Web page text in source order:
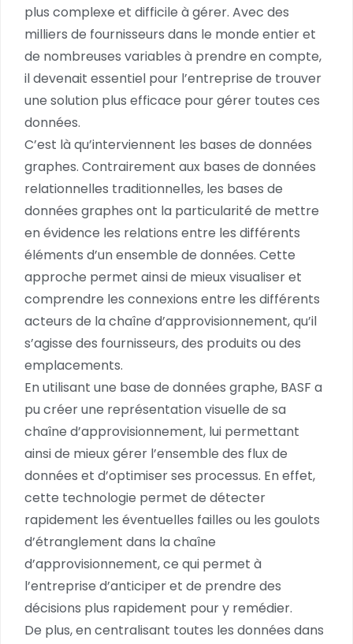
plus complexe et difficile à gérer. Avec des
milliers de fournisseurs dans le monde entier et
de nombreuses variables à prendre en compte,
il devenait essentiel pour l’entreprise de trouver
une solution plus efficace pour gérer toutes ces
données.
C’est là qu’interviennent les bases de données
graphes. Contrairement aux bases de données
relationnelles traditionnelles, les bases de
données graphes ont la particularité de mettre
en évidence les relations entre les différents
éléments d’un ensemble de données. Cette
approche permet ainsi de mieux visualiser et
comprendre les connexions entre les différents
acteurs de la chaîne d’approvisionnement, qu’il
s’agisse des fournisseurs, des produits ou des
emplacements.
En utilisant une base de données graphe, BASF a
pu créer une représentation visuelle de sa
chaîne d’approvisionnement, lui permettant
ainsi de mieux gérer l’ensemble des flux de
données et d’optimiser ses processus. En effet,
cette technologie permet de détecter
rapidement les éventuelles failles ou les goulots
d’étranglement dans la chaîne
d’approvisionnement, ce qui permet à
l’entreprise d’anticiper et de prendre des
décisions plus rapidement pour y remédier.
De plus, en centralisant toutes les données dans